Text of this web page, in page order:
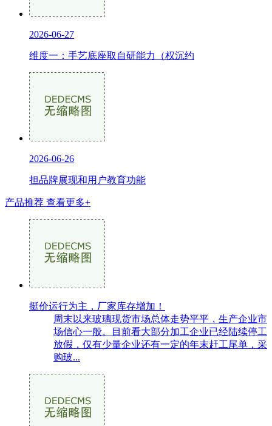
2026-06-27
维度一：手艺底座取自研能力（权沉约
2026-06-26
担品牌展现和用户教育功能
产品推荐 查看更多+
挺价运行为主，厂家库存增加！
周末以来玻璃现货市场总体走势平平，生产企业市
场信心一般。目前看大部分加工企业已经陆续停工
放假，仅有少量企业还有一定的年末赶工尾单，采
购玻...